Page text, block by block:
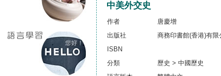
中美外交史
作者
唐慶增
出版社
商務印書館(香港)有限
ISBN
分類
歷史 > 中國歷史